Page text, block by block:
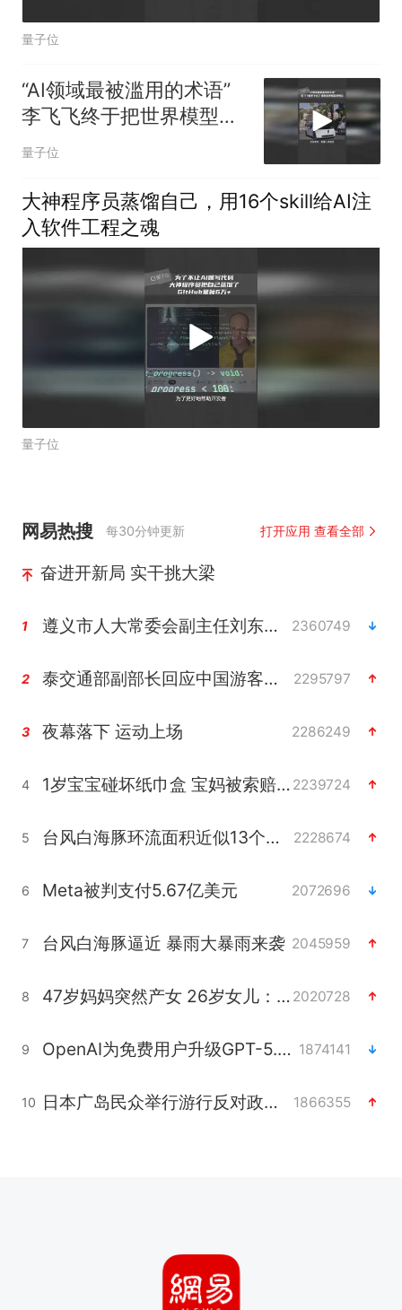
量子位
“AI领域最被滥用的术语”
李飞飞终于把世界模型讲
明白了
量子位
大神程序员蒸馏自己，用16个skill给AI注
入软件工程之魂
量子位
网易热搜 每30分钟更新 打开应用 查看全部
奋进开新局 实干挑大梁
1 遵义市人大常委会副主任刘东明被查 2360749
2 泰交通部副部长回应中国游客遭歧视 2295797
3 夜幕落下 运动上场 2286249
4 1岁宝宝碰坏纸巾盒 宝妈被索赔924元 2239724
5 台风白海豚环流面积近似13个浙江 2228674
6 Meta被判支付5.67亿美元 2072696
7 台风白海豚逼近 暴雨大暴雨来袭 2045959
8 47岁妈妈突然产女 26岁女儿：很震惊 2020728
9 OpenAI为免费用户升级GPT-5.6 Luna 1874141
10 日本广岛民众举行游行反对政府行径 1866355